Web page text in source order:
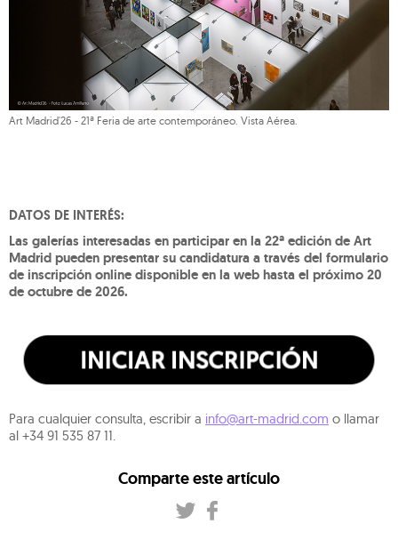
Art Madrid'26 - 21ª Feria de arte contemporáneo. Vista Aérea.
DATOS DE INTERÉS:
Las galerías interesadas en participar en la 22ª edición de Art
Madrid pueden presentar su candidatura a través del formulario
de inscripción online disponible en la web hasta el próximo 20
de octubre de 2026.
Para cualquier consulta, escribir a info@art-madrid.com o llamar
al +34 91 535 87 11.
Comparte este artículo